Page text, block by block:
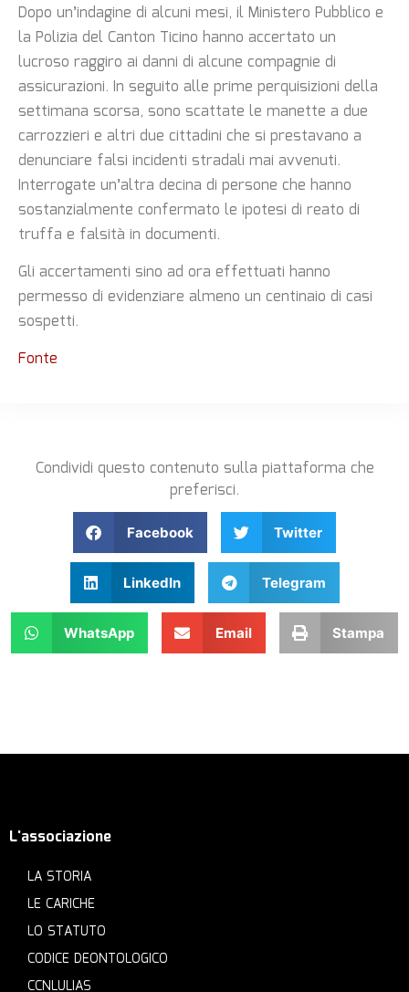
Dopo un’indagine di alcuni mesi, il Ministero Pubblico e
la Polizia del Canton Ticino hanno accertato un
lucroso raggiro ai danni di alcune compagnie di
assicurazioni. In seguito alle prime perquisizioni della
settimana scorsa, sono scattate le manette a due
carrozzieri e altri due cittadini che si prestavano a
denunciare falsi incidenti stradali mai avvenuti.
Interrogate un’altra decina di persone che hanno
sostanzialmente confermato le ipotesi di reato di
truffa e falsità in documenti.
Gli accertamenti sino ad ora effettuati hanno
permesso di evidenziare almeno un centinaio di casi
sospetti.
Fonte
Condividi questo contenuto sulla piattaforma che
preferisci.
Facebook Twitter
LinkedIn Telegram
WhatsApp Email Stampa
L'associazione
LA STORIA
LE CARICHE
LO STATUTO
CODICE DEONTOLOGICO
CCNLULIAS